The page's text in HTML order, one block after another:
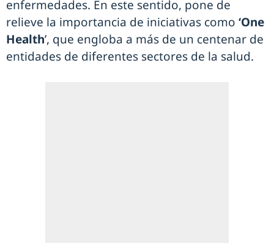
enfermedades. En este sentido, pone de
relieve la importancia de iniciativas como ‘One
Health’, que engloba a más de un centenar de
entidades de diferentes sectores de la salud.